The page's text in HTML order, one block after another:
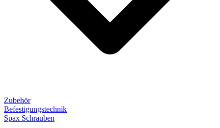
Zubehör
Befestigungstechnik
Spax Schrauben